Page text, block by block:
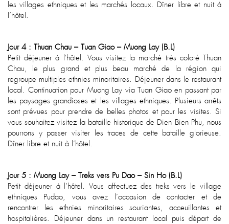
les villages ethniques et les marchés locaux. Dîner libre et nuit à
l’hôtel.
Jour 4 : Thuan Chau – Tuan Giao – Muong Lay (B.L)
Petit déjeuner à l'hôtel. Vous visitez la marché très coloré Thuan
Chau, le plus grand et plus beau marché de la région qui
regroupe multiples ethnies minoritaires. Déjeuner dans le restaurant
local. Continuation pour Muong Lay via Tuan Giao en passant par
les paysages grandioses et les villages ethniques. Plusieurs arrêts
sont prévues pour prendre de belles photos et pour les visites. Si
vous souhaitez visitez la bataille historique de Dien Bien Phu, nous
pourrons y passer visiter les traces de cette bataille glorieuse.
Dîner libre et nuit à l’hôtel.
Jour 5 : Muong Lay – Treks vers Pu Dao – Sin Ho (B.L)
Petit déjeuner à l’hôtel. Vous affectuez des treks vers le village
ethniques Pudao, vous avez l’occasion de contacter et de
rencontrer les ethnies minoritaires souriantes, acceuillantes et
hospitalières. Déjeuner dans un restaurant local puis départ de